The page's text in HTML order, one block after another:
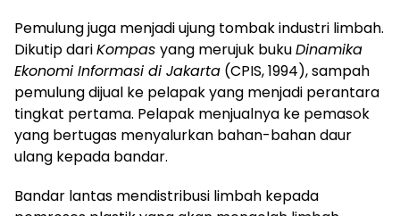
Pemulung juga menjadi ujung tombak industri limbah.
Dikutip dariKompas yang merujuk bukuDinamika
Ekonomi Informasi di Jakarta (CPIS, 1994), sampah
pemulung dijual ke pelapak yang menjadi perantara
tingkat pertama. Pelapak menjualnya ke pemasok
yang bertugas menyalurkan bahan-bahan daur
ulang kepada bandar.
Bandar lantas mendistribusi limbah kepada